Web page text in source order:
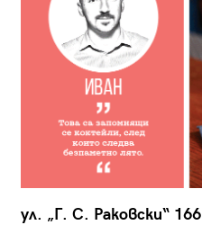
ул. „Г. С. Раковски“ 166